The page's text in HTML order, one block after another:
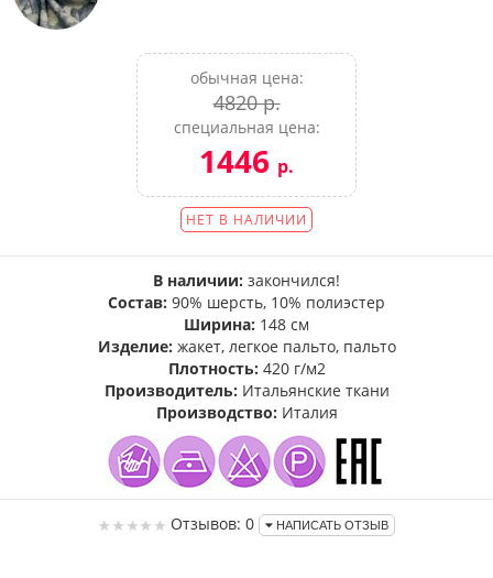
обычная цена:
4820 р.
специальная цена:
1446 р.
НЕТ В НАЛИЧИИ
В наличии: закончился!
Состав: 90% шерсть, 10% полиэстер
Ширина: 148 см
Изделие: жакет, легкое пальто, пальто
Плотность: 420 г/м2
Производитель: Итальянские ткани
Производство: Италия
Отзывов: 0 НАПИСАТЬ ОТЗЫВ